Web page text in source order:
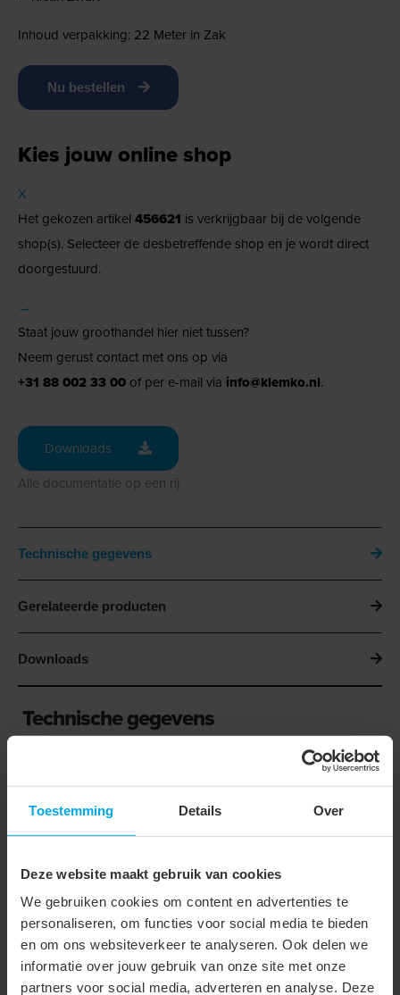
Toestemming Details Over
Deze website maakt gebruik van cookies
We gebruiken cookies om content en advertenties te
personaliseren, om functies voor social media te bieden
en om ons websiteverkeer te analyseren. Ook delen we
informatie over jouw gebruik van onze site met onze
partners voor social media, adverteren en analyse. Deze
Inhoud verpakking: 22 Meter in Zak
Nu bestellen
Kies jouw online shop
X
Het gekozen artikel 456621 is verkrijgbaar bij de volgende
shop(s). Selecteer de desbetreffende shop en je wordt direct
doorgestuurd.
→
Staat jouw groothandel hier niet tussen?
Neem gerust contact met ons op via
+31 88 002 33 00 of per e-mail via info@klemko.nl.
Downloads
Alle documentatie op een rij
Technische gegevens
Gerelateerde producten
Downloads
Technische gegevens
Breedte
Type connector
Dubbelzijdig
Lengte
22500 mm
Materiaal
Polyamide (PA)
Bevestigingswijze
Accessoire
Scheurbaar